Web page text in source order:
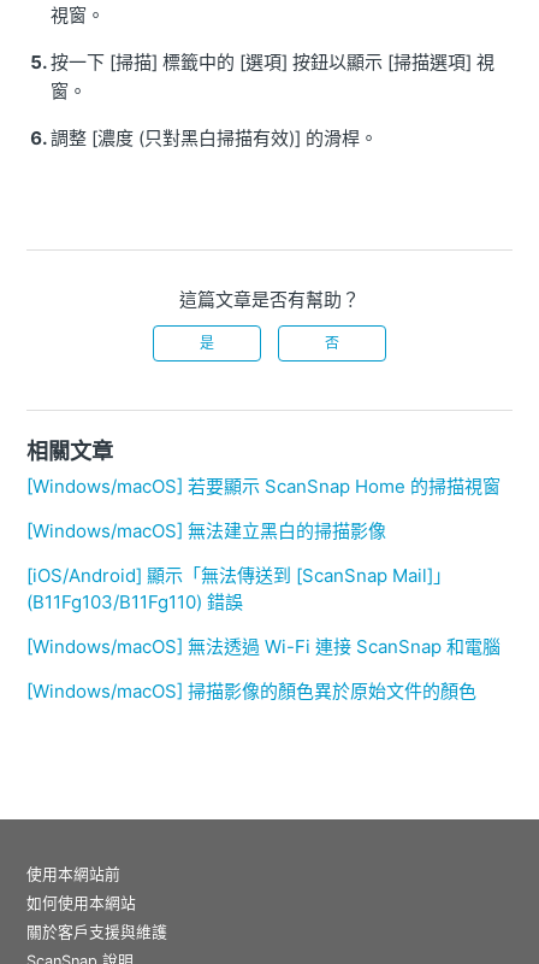
視窗。
按一下 [掃描] 標籤中的 [選項] 按鈕以顯示 [掃描選項] 視
窗。
調整 [濃度 (只對黑白掃描有效)] 的滑桿。
這篇文章是否有幫助？
是 否
相關文章
[Windows/macOS] 若要顯示 ScanSnap Home 的掃描視窗
[Windows/macOS] 無法建立黑白的掃描影像
[iOS/Android] 顯示「無法傳送到 [ScanSnap Mail]」
(B11Fg103/B11Fg110) 錯誤
[Windows/macOS] 無法透過 Wi-Fi 連接 ScanSnap 和電腦
[Windows/macOS] 掃描影像的顏色異於原始文件的顏色
使用本網站前
如何使用本網站
關於客戶支援與維護